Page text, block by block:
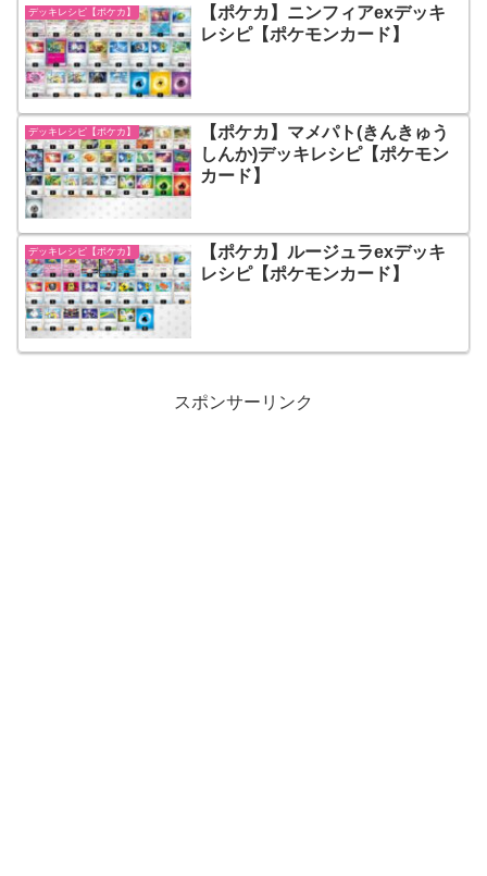
デッキレシピ【ポケカ】
【ポケカ】ニンフィアexデッキ
レシピ【ポケモンカード】
デッキレシピ【ポケカ】
【ポケカ】マメパト(きんきゅう
しんか)デッキレシピ【ポケモン
カード】
デッキレシピ【ポケカ】
【ポケカ】ルージュラexデッキ
レシピ【ポケモンカード】
スポンサーリンク